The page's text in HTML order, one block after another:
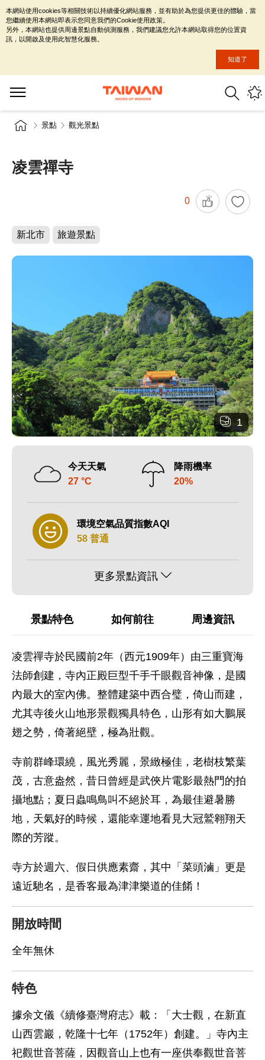
景點 觀光景點
凌雲禪寺
0
新北市 旅遊景點
1
今天天氣
27 °C
降雨機率
20%
環境空氣品質指數AQI
58 普通
更多景點資訊
景點特色 如何前往 周邊資訊
凌雲禪寺於民國前2年（西元1909年）由三重寶海
法師創建，寺內正殿巨型千手千眼觀音神像，是國
內最大的室內佛。整體建築中西合璧，倚山而建，
尤其寺後火山地形景觀獨具特色，山形有如大鵬展
翅之勢，倚著絕壁，極為壯觀。
寺前群峰環繞，風光秀麗，景緻極佳，老樹枝繁葉
茂，古意盎然，昔日曾經是武俠片電影最熱門的拍
攝地點；夏日蟲鳴鳥叫不絕於耳，為最佳避暑勝
地，天氣好的時候，還能幸運地看見大冠鷲翱翔天
際的芳蹤。
寺方於週六、假日供應素齋，其中「菜頭滷」更是
遠近馳名，是香客最為津津樂道的佳餚！
開放時間
全年無休
特色
據余文儀《續修臺灣府志》載：「大士觀，在新直
山西雲巖，乾隆十七年（1752年）創建。」寺內主
祀觀世音菩薩，因觀音山上也有一座供奉觀世音菩
本網站使用cookies等相關技術以持續優化網站服務，並有助於為您提供更佳的體驗，當
您繼續使用本網站即表示您同意我們的Cookie使用政策。
另外，本網站也提供周邊景點自動偵測服務，我們建議您允許本網站取得您的位置資
訊，以開啟及使用此智慧化服務。
知道了